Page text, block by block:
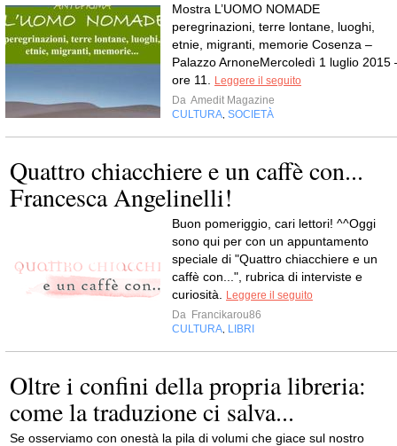
Mostra L’UOMO NOMADE
peregrinazioni, terre lontane, luoghi,
etnie, migranti, memorie Cosenza –
Palazzo ArnoneMercoledì 1 luglio 2015
ore 11.
Leggere il seguito
Da Amedit Magazine
CULTURA SOCIETÀ
Quattro chiacchiere e un caffè con...
Francesca Angelinelli!
Buon pomeriggio, cari lettori! ^^Oggi
sono qui per con un appuntamento
speciale di "Quattro chiacchiere e un
caffè con...", rubrica di interviste e
curiosità.
Leggere il seguito
Da Francikarou86
CULTURA LIBRI
Oltre i confini della propria libreria:
come la traduzione ci salva...
Se osserviamo con onestà la pila di volumi che giace sul nostro